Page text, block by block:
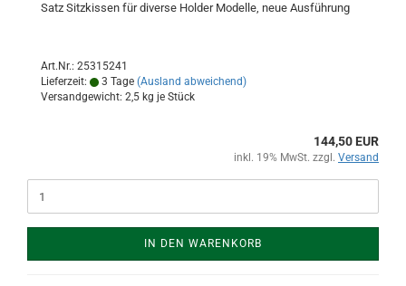
Satz Sitzkissen für diverse Holder Modelle, neue Ausführung
Art.Nr.: 25315241
Lieferzeit:
3 Tage (Ausland abweichend)
Versandgewicht: 2,5 kg je Stück
144,50 EUR
inkl. 19% MwSt. zzgl. Versand
IN DEN WARENKORB